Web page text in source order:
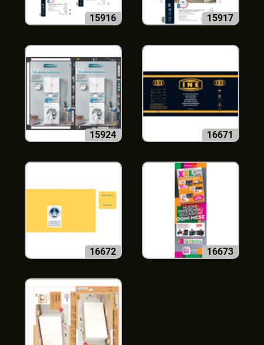
15916 15917
15924 16671
16672 16673